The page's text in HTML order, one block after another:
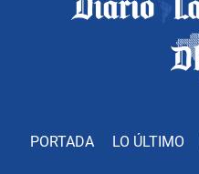
PORTADA LO ÚLTIMO